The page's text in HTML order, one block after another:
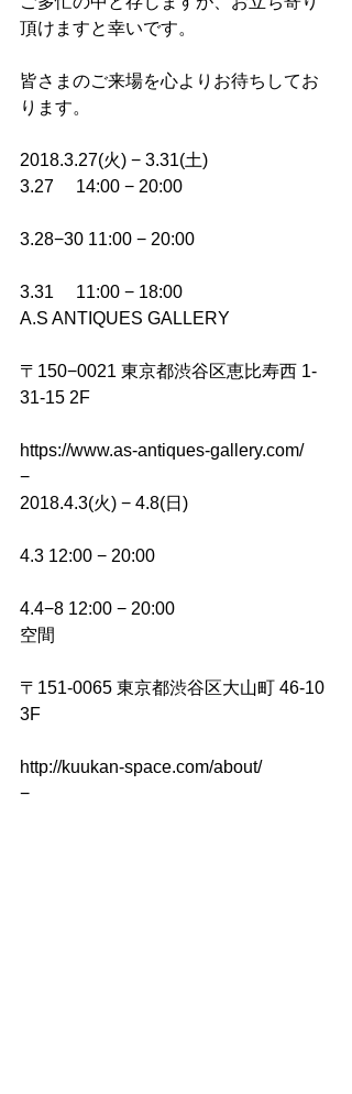
頂けますと幸いです。
皆さまのご来場を心よりお待ちしてお
ります。
2018.3.27(火) − 3.31(土)
3.27　 14:00 − 20:00
3.28−30 11:00 − 20:00
3.31　 11:00 − 18:00
A.S ANTIQUES GALLERY
〒150−0021 東京都渋谷区恵比寿西 1-
31-15 2F
https://www.as-antiques-gallery.com/
−
2018.4.3(火) − 4.8(日)
4.3 12:00 − 20:00
4.4−8 12:00 − 20:00
空間
〒151-0065 東京都渋谷区大山町 46-10
3F
http://kuukan-space.com/about/
−